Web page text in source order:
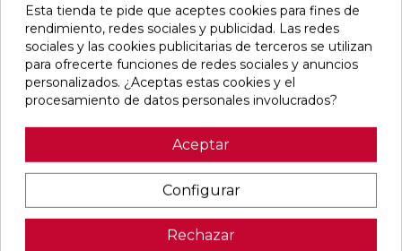
revestimientos en baños, exteriores, residencias y
comercios. Su diseño contemporáneo imita el cemento y
se presenta principalmente en un tono beige. Además, es
resistente a la helada y a las manchas, lo que lo convierte
en una opción duradera y práctica.
Pensamos que te puede interesar
favorite favorite favorite favorite
Esta tienda te pide que aceptes cookies para fines de
rendimiento, redes sociales y publicidad. Las redes
sociales y las cookies publicitarias de terceros se utilizan
para ofrecerte funciones de redes sociales y anuncios
personalizados. ¿Aceptas estas cookies y el
procesamiento de datos personales involucrados?
Aceptar
Configurar
Rechazar